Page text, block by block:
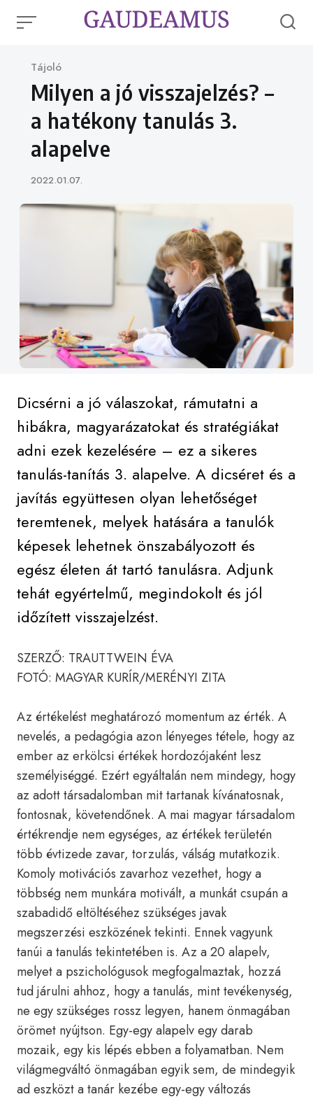
Category
Tájoló
Milyen a jó visszajelzés? –
a hatékony tanulás 3.
alapelve
Published
2022.01.07.
Dicsérni a jó válaszokat, rámutatni a
hibákra, magyarázatokat és stratégiákat
adni ezek kezelésére – ez a sikeres
tanulás-tanítás 3. alapelve. A dicséret és a
javítás együttesen olyan lehetőséget
teremtenek, melyek hatására a tanulók
képesek lehetnek önszabályozott és
egész életen át tartó tanulásra. Adjunk
tehát egyértelmű, megindokolt és jól
időzített visszajelzést.
SZERZŐ: TRAUTTWEIN ÉVA
FOTÓ: MAGYAR KURÍR/MERÉNYI ZITA
Az értékelést meghatározó momentum az érték. A
nevelés, a pedagógia azon lényeges tétele, hogy az
ember az erkölcsi értékek hordozójaként lesz
személyiséggé. Ezért egyáltalán nem mindegy, hogy
az adott társadalomban mit tartanak kívánatosnak,
fontosnak, követendőnek. A mai magyar társadalom
értékrendje nem egységes, az értékek területén
több évtizede zavar, torzulás, válság mutatkozik.
Komoly motivációs zavarhoz vezethet, hogy a
többség nem munkára motivált, a munkát csupán a
szabadidő eltöltéséhez szükséges javak
megszerzési eszközének tekinti. Ennek vagyunk
tanúi a tanulás tekintetében is. Az a 20 alapelv,
melyet a pszichológusok megfogalmaztak, hozzá
tud járulni ahhoz, hogy a tanulás, mint tevékenység,
ne egy szükséges rossz legyen, hanem önmagában
örömet nyújtson. Egy-egy alapelv egy darab
mozaik, egy kis lépés ebben a folyamatban. Nem
világmegváltó önmagában egyik sem, de mindegyik
ad eszközt a tanár kezébe egy-egy változás